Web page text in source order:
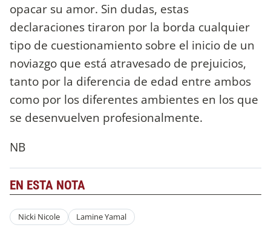
opacar su amor. Sin dudas, estas
declaraciones tiraron por la borda cualquier
tipo de cuestionamiento sobre el inicio de un
noviazgo que está atravesado de prejuicios,
tanto por la diferencia de edad entre ambos
como por los diferentes ambientes en los que
se desenvuelven profesionalmente.
NB
EN ESTA NOTA
Nicki Nicole Lamine Yamal